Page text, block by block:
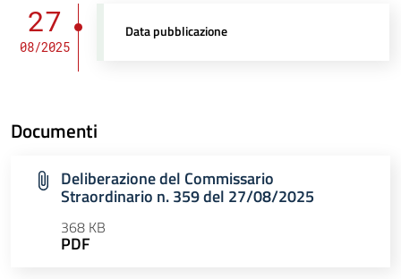
27
08/2025
Data pubblicazione
Documenti
Deliberazione del Commissario
Straordinario n. 359 del 27/08/2025
368 KB
PDF